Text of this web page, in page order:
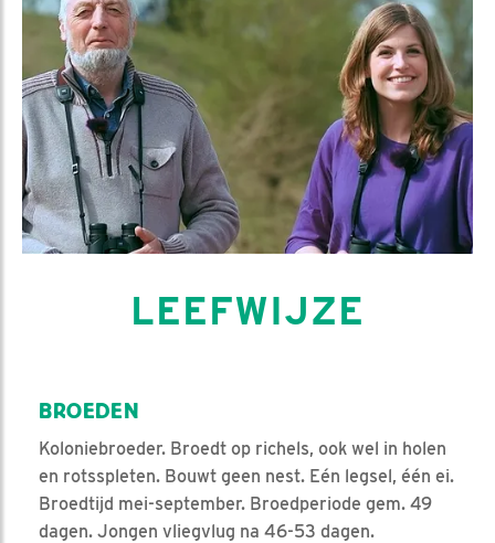
LEEFWIJZE
BROEDEN
Koloniebroeder. Broedt op richels, ook wel in holen
en rotsspleten. Bouwt geen nest. Eén legsel, één ei.
Broedtijd mei-september. Broedperiode gem. 49
dagen. Jongen vliegvlug na 46-53 dagen.